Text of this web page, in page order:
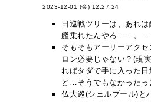
2023-12-01 (金) 12:27:24
日巡戦ツリーは、あれ
艦乗れたんやろ……。
そもそもアーリーアク
ロン必要じゃない？(現
ればタダで手に入った
ど…そうでもなかったっ
仏大巡(シェルブール)と